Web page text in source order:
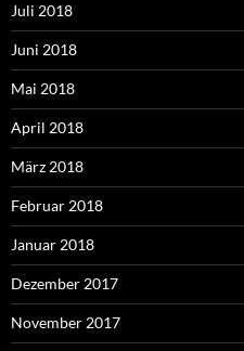
Juli 2018
Juni 2018
Mai 2018
April 2018
März 2018
Februar 2018
Januar 2018
Dezember 2017
November 2017